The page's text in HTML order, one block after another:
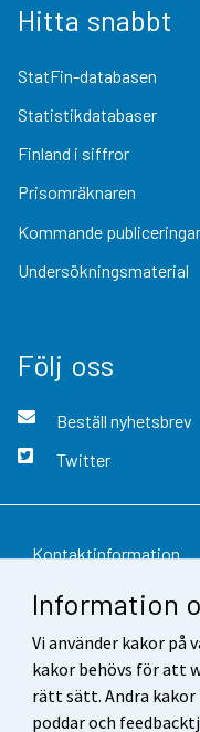
Information
Vi använder kakor på
kakor behövs för att
rätt sätt. Andra kakor
poddar och
Hitta snabbt
StatFin-databasen
Statistikdatabaser
Finland i siffror
Prisomräknaren
Kommande publiceringar
Undersökningsmaterial
Följ oss
Beställ nyhetsbrev
Twitter
Kontaktinformation
Respons
Användarvillkor
Dataskydd